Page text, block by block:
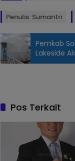
Penulis: Sumantri
Masyarakat
Melaksanakan
Panen
Jagung. (Foto
Pemkab
Lakeside
Pos Terkait